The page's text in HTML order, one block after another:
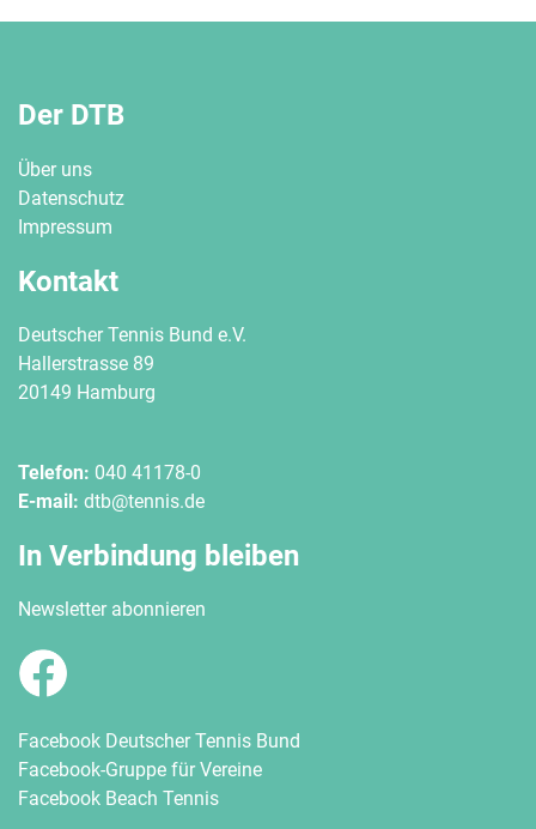
Der DTB
Über uns
Datenschutz
Impressum
Kontakt
Deutscher Tennis Bund e.V.
Hallerstrasse 89
20149 Hamburg
Telefon: 040 41178-0
E-mail: dtb@tennis.de
In Verbindung bleiben
Newsletter abonnieren
Facebook Deutscher Tennis Bund
Facebook-Gruppe für Vereine
Facebook Beach Tennis